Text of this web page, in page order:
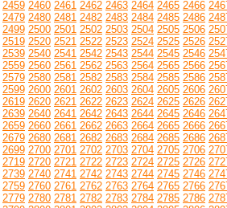
2459 2460 2461 2462 2463 2464 2465 2466
2479 2480 2481 2482 2483 2484 2485 2486
2499 2500 2501 2502 2503 2504 2505 2506
2519 2520 2521 2522 2523 2524 2525 2526
2539 2540 2541 2542 2543 2544 2545 2546
2559 2560 2561 2562 2563 2564 2565 2566
2579 2580 2581 2582 2583 2584 2585 2586
2599 2600 2601 2602 2603 2604 2605 2606
2619 2620 2621 2622 2623 2624 2625 2626
2639 2640 2641 2642 2643 2644 2645 2646
2659 2660 2661 2662 2663 2664 2665 2666
2679 2680 2681 2682 2683 2684 2685 2686
2699 2700 2701 2702 2703 2704 2705 2706
2719 2720 2721 2722 2723 2724 2725 2726
2739 2740 2741 2742 2743 2744 2745 2746
2759 2760 2761 2762 2763 2764 2765 2766
2779 2780 2781 2782 2783 2784 2785 2786